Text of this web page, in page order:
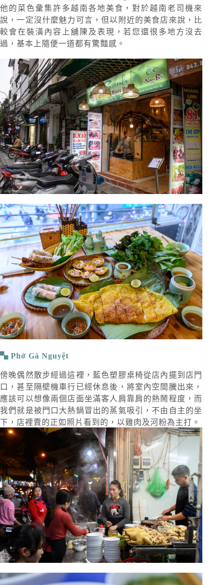
他的菜色彙集許多越南各地美食，對於越南老司機來
說，一定沒什麼魅力可言，但以附近的美食店來說，比
較會在裝潢內容上舖陳及表現，若您還很多地方沒去
過，基本上隨便一道都有驚豔感。
Phở Gà Nguyệt
傍晚偶然散步經過這裡，藍色塑膠桌椅從店內擺到店門
口，甚至隔壁機車行已經休息後，將室內空間騰出來，
應該可以想像兩個店面坐滿客人肩靠肩的熱鬧程度，而
我們就是被門口大熱鍋冒出的蒸氣吸引，不由自主的坐
下，店裡賣的正如照片看到的，以雞肉及河粉為主打。